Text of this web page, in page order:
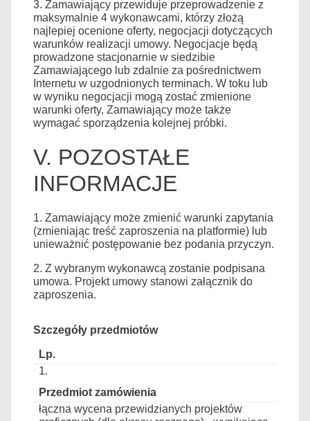
3. Zamawiający przewiduje przeprowadzenie z
maksymalnie 4 wykonawcami, którzy złożą
najlepiej ocenione oferty, negocjacji dotyczących
warunków realizacji umowy. Negocjacje będą
prowadzone stacjonarnie w siedzibie
Zamawiającego lub zdalnie za pośrednictwem
Internetu w uzgodnionych terminach. W toku lub
w wyniku negocjacji mogą zostać zmienione
warunki oferty, Zamawiający może także
wymagać sporządzenia kolejnej próbki.
V. POZOSTAŁE
INFORMACJE
1. Zamawiający może zmienić warunki zapytania
(zmieniając treść zaproszenia na platformie) lub
unieważnić postępowanie bez podania przyczyn.
2. Z wybranym wykonawcą zostanie podpisana
umowa. Projekt umowy stanowi załącznik do
zaproszenia.
Szczegóły przedmiotów
1.
łączna wycena przewidzianych projektów